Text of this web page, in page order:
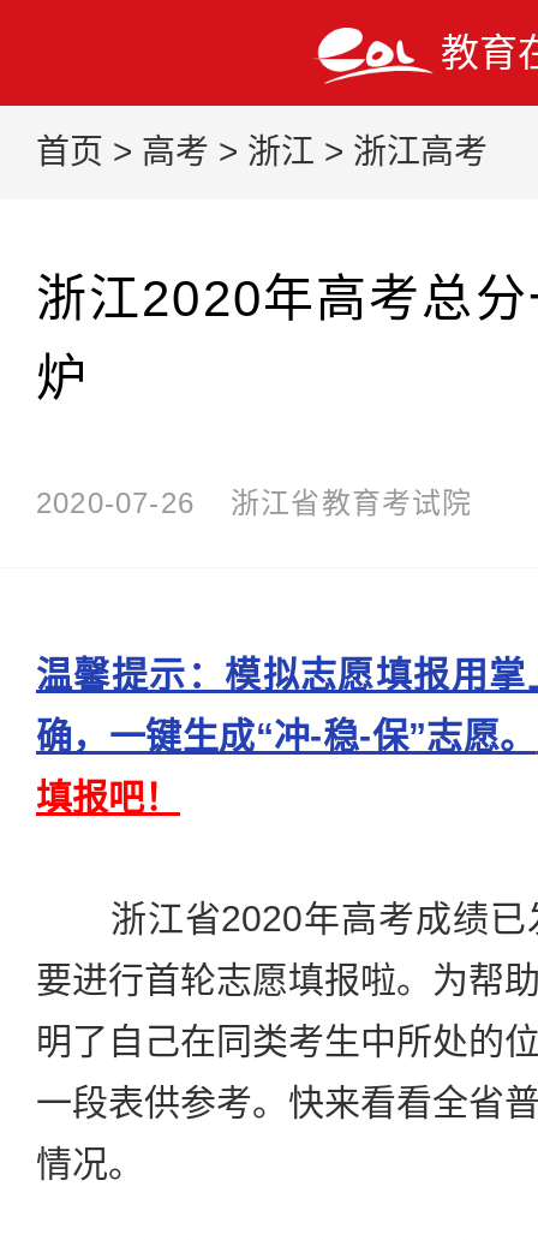
教育
首页 > 高考 > 浙江 > 浙江高考
浙江2020年高考总
炉
2020-07-26 浙江省教育考试院
温馨提示：模拟志愿填报用
确，一键生成“冲-稳-保”志愿。
填报吧！
浙江省2020年高考成绩已
要进行首轮志愿填报啦。为帮
明了自己在同类考生中所处的
一段表供参考。快来看看全省
情况。